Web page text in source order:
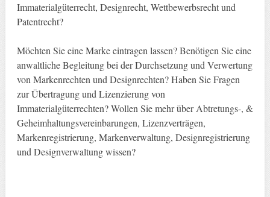
Immaterialgüterrecht, Designrecht, Wettbewerbsrecht und
Patentrecht?
Möchten Sie eine Marke eintragen lassen? Benötigen Sie eine
anwaltliche Begleitung bei der Durchsetzung und Verwertung
von Markenrechten und Designrechten? Haben Sie Fragen
zur Übertragung und Lizenzierung von
Immaterialgüterrechten? Wollen Sie mehr über Abtretungs-, &
Geheimhaltungsvereinbarungen, Lizenzverträgen,
Markenregistrierung, Markenverwaltung, Designregistrierung
und Designverwaltung wissen?